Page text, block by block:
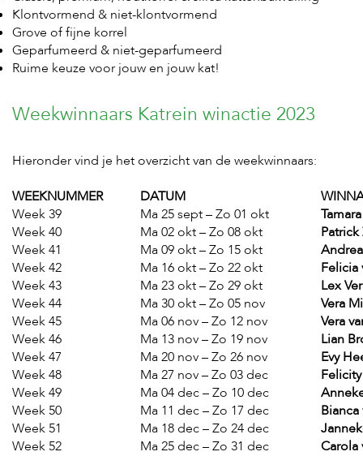
Klontvormend & niet-klontvormend
Grove of fijne korrel
Geparfumeerd & niet-geparfumeerd
Ruime keuze voor jouw en jouw kat!
Weekwinnaars Katrein winactie 2023
Hieronder vind je het overzicht van de weekwinnaars:
WEEKNUMMER
DATUM
Week 39
Ma 25 sept – Zo 01 okt
Week 40
Ma 02 okt – Zo 08 okt
Patrick
Week 41
Ma 09 okt – Zo 15 okt
Week 42
Ma 16 okt – Zo 22 okt
Felicia
Week 43
Ma 23 okt – Zo 29 okt
Lex
Week 44
Ma 30 okt – Zo 05 nov
Vera
Week 45
Ma 06 nov – Zo 12 nov
Vera
Week 46
Ma 13 nov – Zo 19 nov
Lian
Week 47
Ma 20 nov – Zo 26 nov
Evy
Week 48
Ma 27 nov – Zo 03 dec
Week 49
Ma 04 dec – Zo 10 dec
Week 50
Ma 11 dec – Zo 17 dec
Week 51
Ma 18 dec – Zo 24 dec
Week 52
Ma 25 dec – Zo 31 dec Carola